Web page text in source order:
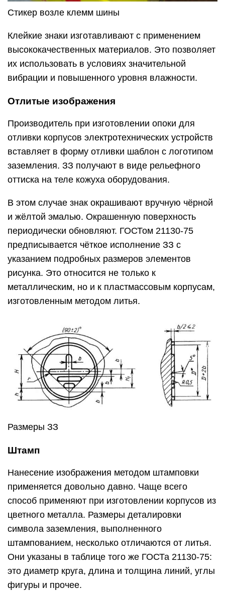
Стикер возле клемм шины
Клейкие знаки изготавливают с применением
высококачественных материалов. Это позволяет
их использовать в условиях значительной
вибрации и повышенного уровня влажности.
Отлитые изображения
Производитель при изготовлении опоки для
отливки корпусов электротехнических устройств
вставляет в форму отливки шаблон с логотипом
заземления. ЗЗ получают в виде рельефного
оттиска на теле кожуха оборудования.
В этом случае знак окрашивают вручную чёрной
и жёлтой эмалью. Окрашенную поверхность
периодически обновляют. ГОСТом 21130-75
предписывается чёткое исполнение ЗЗ с
указанием подробных размеров элементов
рисунка. Это относится не только к
металлическим, но и к пластмассовым корпусам,
изготовленным методом литья.
Размеры ЗЗ
Штамп
Нанесение изображения методом штамповки
применяется довольно давно. Чаще всего
способ применяют при изготовлении корпусов из
цветного металла. Размеры деталировки
символа заземления, выполненного
штампованием, несколько отличаются от литья.
Они указаны в таблице того же ГОСТа 21130-75:
это диаметр круга, длина и толщина линий, углы
фигуры и прочее.